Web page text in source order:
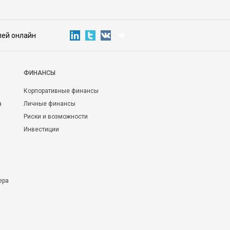
онлайн
ФИНАНСЫ
Корпоративные финансы
Личные финансы
Риски и возможности
Инвестиции